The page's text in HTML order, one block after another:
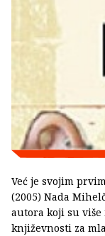
Već je svojim
(2005) Nada
autora koji su
književnosti za